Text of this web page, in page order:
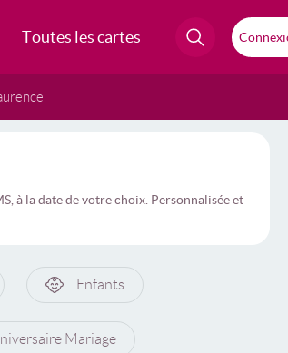
Toutes les cartes
à la date de votre choix. Personnalisée et
Enfants
Mariage